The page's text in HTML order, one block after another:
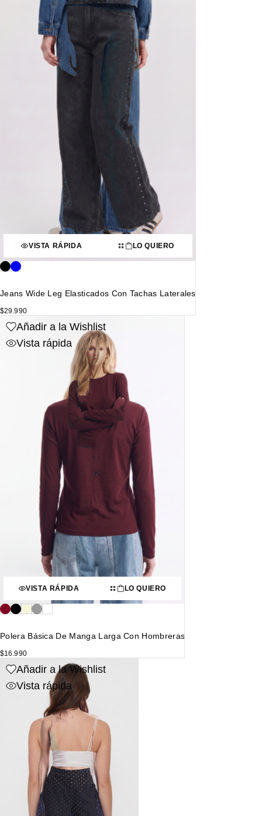
VISTA RÁPIDA LO QUIERO
Jeans Wide Leg Elasticados Con Tachas Laterales
$29.990
Añadir a la Wishlist
Vista rápida
VISTA RÁPIDA LO QUIERO
Polera Básica De Manga Larga Con Hombreras
$16.990
Añadir a la Wishlist
Vista rápida